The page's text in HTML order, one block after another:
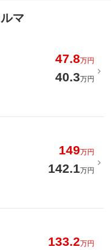
マ
47.8万円
40.3万円
149万円
142.1万円
133.2万円